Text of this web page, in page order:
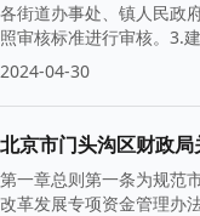
各街道办事处、镇人民政
照审核标准进行审核。3.
2024-04-30
北京市门头沟区财政
第一章总则第一条为规范
改革发展专项资金管理办